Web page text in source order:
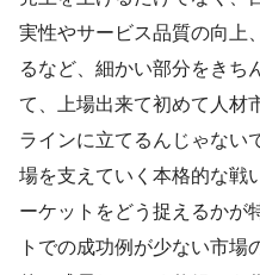
実性やサービス品質の向上
るなど、細かい部分をきち
て、上場出来て初めて人材
ラインに立てるんじゃない
場を支えていく本格的な戦
ーケットをどう捉えるかが
トでの成功例が少ない市場